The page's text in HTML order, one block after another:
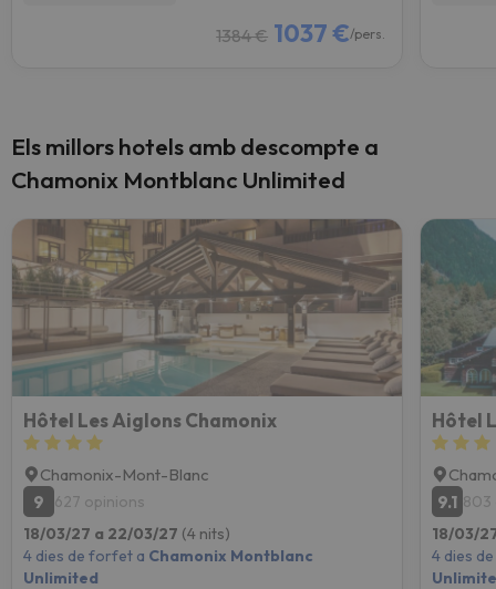
1384 € 1037 €/pers.
Els millors hotels amb descompte a
Chamonix Montblanc Unlimited
Hôtel Les Aiglons Chamonix
Chamonix-Mont-Blanc
9
627 opinions
18/03/27 a 22/03/27 (4 nits)
4 dies de forfet a Chamonix Montblanc
Unlimited
Hôtel
9.1 803
18/03/
4 dies